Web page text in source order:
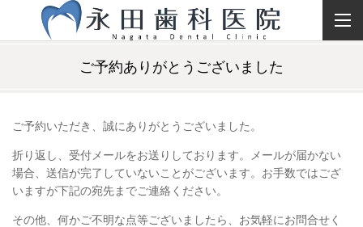
ご予約ありがとうございました
ご予約いただき、誠にありがとうございました。
折り返し、受付メールをお送りしております。メールが届かない
場合、送信が完了していないことがございます。お手数ではござ
いますが下記の宛先までご連絡ください。
その他、何かご不明な点等ございましたら、お気軽にお問合せく